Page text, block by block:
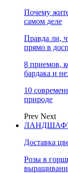
Почему
самом деле
Правда ли,
прямо в
8 приемов,
бардака и
10
природе
Prev Next
Доставка
Розы в